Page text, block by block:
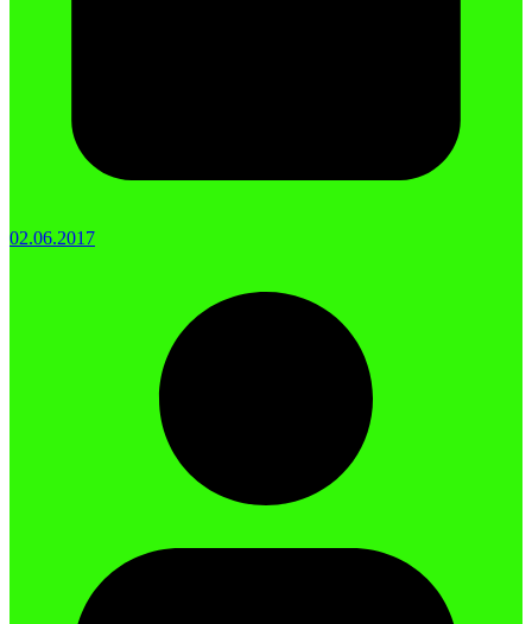
02.06.2017